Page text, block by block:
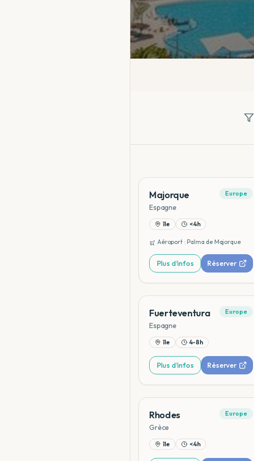
Majorque
Espagne
Europe
île < 4h
Aéroport :Palma de Majorque
Plus d'infos Réserver
Fuerteventura
Espagne
Europe
île 4-8h
Plus d'infos Réserver
Rhodes
Grèce
Europe
île < 4h